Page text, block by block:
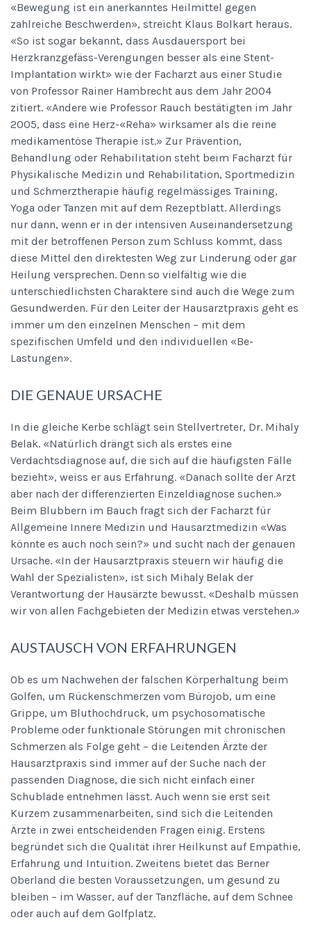
«Bewegung ist ein anerkanntes Heilmittel gegen
zahlreiche Beschwerden», streicht Klaus Bolkart heraus.
«So ist sogar bekannt, dass Ausdauersport bei
Herzkranzgefäss-Verengungen besser als eine Stent-
Implantation wirkt» wie der Facharzt aus einer Studie
von Professor Rainer Hambrecht aus dem Jahr 2004
zitiert. «Andere wie Professor Rauch bestätigten im Jahr
2005, dass eine Herz-«Reha» wirksamer als die reine
medikamentöse Therapie ist.» Zur Prävention,
Behandlung oder Rehabilitation steht beim Facharzt für
Physikalische Medizin und Rehabilitation, Sportmedizin
und Schmerztherapie häufig regelmässiges Training,
Yoga oder Tanzen mit auf dem Rezeptblatt. Allerdings
nur dann, wenn er in der intensiven Auseinandersetzung
mit der betroffenen Person zum Schluss kommt, dass
diese Mittel den direktesten Weg zur Linderung oder gar
Heilung versprechen. Denn so vielfältig wie die
unterschiedlichsten Charaktere sind auch die Wege zum
Gesundwerden. Für den Leiter der Hausarztpraxis geht es
immer um den einzelnen Menschen – mit dem
spezifischen Umfeld und den individuellen «Be-
Lastungen».
DIE GENAUE URSACHE
In die gleiche Kerbe schlägt sein Stellvertreter, Dr. Mihaly
Belak. «Natürlich drängt sich als erstes eine
Verdachtsdiagnose auf, die sich auf die häufigsten Fälle
bezieht», weiss er aus Erfahrung. «Danach sollte der Arzt
aber nach der differenzierten Einzeldiagnose suchen.»
Beim Blubbern im Bauch fragt sich der Facharzt für
Allgemeine Innere Medizin und Hausarztmedizin «Was
könnte es auch noch sein?» und sucht nach der genauen
Ursache. «In der Hausarztpraxis steuern wir häufig die
Wahl der Spezialisten», ist sich Mihaly Belak der
Verantwortung der Hausärzte bewusst. «Deshalb müssen
wir von allen Fachgebieten der Medizin etwas verstehen.»
AUSTAUSCH VON ERFAHRUNGEN
Ob es um Nachwehen der falschen Körperhaltung beim
Golfen, um Rückenschmerzen vom Bürojob, um eine
Grippe, um Bluthochdruck, um psychosomatische
Probleme oder funktionale Störungen mit chronischen
Schmerzen als Folge geht – die Leitenden Ärzte der
Hausarztpraxis sind immer auf der Suche nach der
passenden Diagnose, die sich nicht einfach einer
Schublade entnehmen lässt. Auch wenn sie erst seit
Kurzem zusammenarbeiten, sind sich die Leitenden
Ärzte in zwei entscheidenden Fragen einig. Erstens
begründet sich die Qualität ihrer Heilkunst auf Empathie,
Erfahrung und Intuition. Zweitens bietet das Berner
Oberland die besten Voraussetzungen, um gesund zu
bleiben – im Wasser, auf der Tanzfläche, auf dem Schnee
oder auch auf dem Golfplatz.